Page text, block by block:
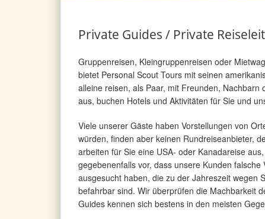
Private Guides / Private
Gruppenreisen, Kleingruppenreisen oder
bietet Personal Scout Tours mit seinen
alleine reisen, als Paar, mit Freunden,
aus, buchen Hotels und Aktivitäten für Sie und
Viele unserer Gäste haben Vorstellungen von
würden, finden aber keinen Rundreiseanbieter,
arbeiten für Sie eine USA- oder Kanadareise
gegebenenfalls vor, dass unsere Kunden
ausgesucht haben, die zu der Jahreszeit wegen
befahrbar sind. Wir überprüfen die Machbarkeit
Guides kennen sich bestens in den meisten